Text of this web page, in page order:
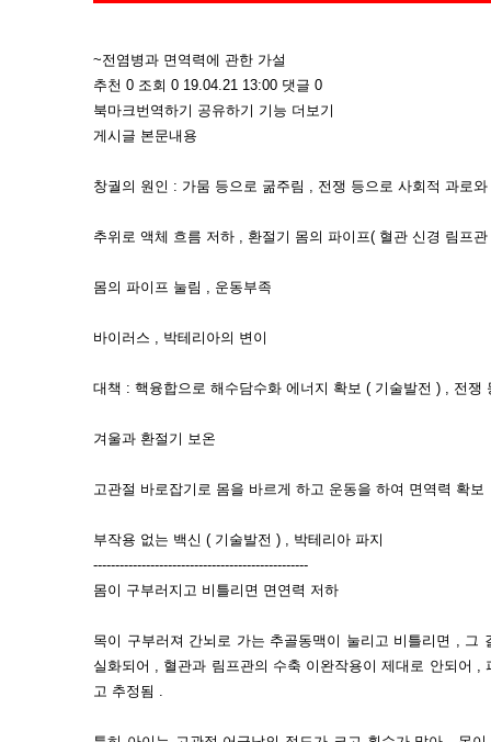
~전염병과 면역력에 관한 가설
추천 0 조회 0 19.04.21 13:00 댓글 0
북마크번역하기 공유하기 기능 더보기
게시글 본문내용
창궐의 원인 : 가뭄 등으로 굶주림 , 전쟁 등으로 사회적 과로
추위로 액체 흐름 저하 , 환절기 몸의 파이프( 혈관 신경 림프
몸의 파이프 눌림 , 운동부족
바이러스 , 박테리아의 변이
대책 : 핵융합으로 해수담수화 에너지 확보 ( 기술발전 ) , 전쟁
겨울과 환절기 보온
고관절 바로잡기로 몸을 바르게 하고 운동을 하여 면역력 확보
부작용 없는 백신 ( 기술발전 ) , 박테리아 파지
-------------------------------------------------
몸이 구부러지고 비틀리면 면연력 저하
목이 구부러져 간뇌로 가는 추골동맥이 눌리고 비틀리면 , 그
실화되어 , 혈관과 림프관의 수축 이완작용이 제대로 안되어 ,
고 추정됨 .